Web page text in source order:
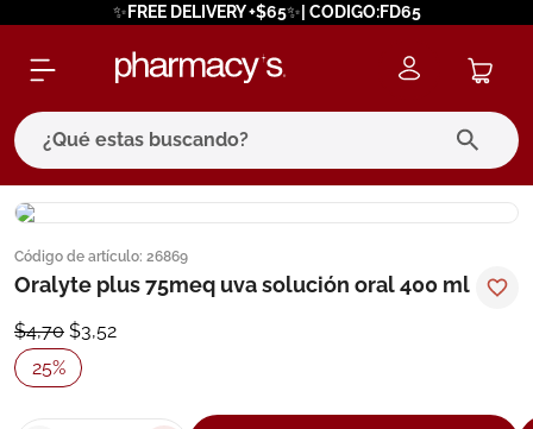
✨FREE DELIVERY +$65✨| CODIGO:FD65
¿Qué estas buscando?
Código de artículo: 26869
Oralyte plus 75meq uva solución oral 400 ml
$4,70 $3,52
25%
términos más buscados
1. eucerin
2
3. bioderma
4.